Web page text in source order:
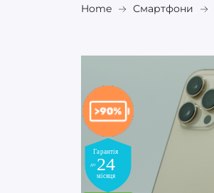
Home Смартфони